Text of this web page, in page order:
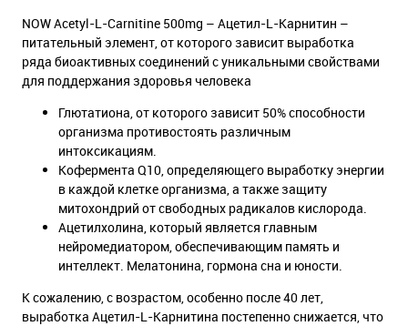
NOW Acetyl-L-Carnitine 500mg – Ацетил-L-Карнитин –
питательный элемент, от которого зависит выработка
ряда биоактивных соединений с уникальными свойствами
для поддержания здоровья человека
Глютатиона, от которого зависит 50% способности
организма противостоять различным
интоксикациям.
Кофермента Q10, определяющего выработку энергии
в каждой клетке организма, а также защиту
митохондрий от свободных радикалов кислорода.
Ацетилхолина, который является главным
нейромедиатором, обеспечивающим память и
интеллект. Мелатонина, гормона сна и юности.
К сожалению, с возрастом, особенно после 40 лет,
выработка Ацетил-L-Карнитина постепенно снижается, что